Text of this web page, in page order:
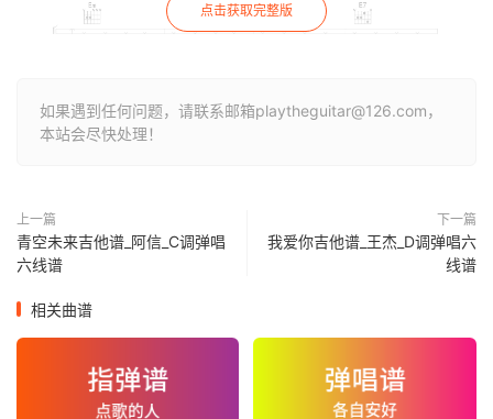
点击获取完整版
如果遇到任何问题，请联系邮箱playtheguitar@126.com，
本站会尽快处理！
上一篇
青空未来吉他谱_阿信_C调弹唱
六线谱
下一篇
我爱你吉他谱_王杰_D调弹唱六
线谱
相关曲谱